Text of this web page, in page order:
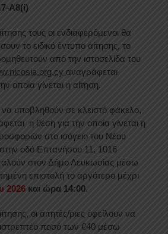
Α8(i)
τους οι ενδιαφερόμενοι θα
το ειδικό έντυπο αίτησης, το
από την ιστοσελίδα του
αναγράφεται
οποία γίνεται η αίτηση.
να υποβληθούν σε κλειστό φάκελο,
η θέση για την οποία γίνεται η
στο ισόγειο του Νέου
οδό Επτανήσου 11, 1016
στον Δήμο Λευκωσίας μέσω
επιστολή το αργότερο μέχρι
2026 και ώρα 14:00.
οι αιτητές/ριες οφείλουν να
ποσό των €40 μέσω